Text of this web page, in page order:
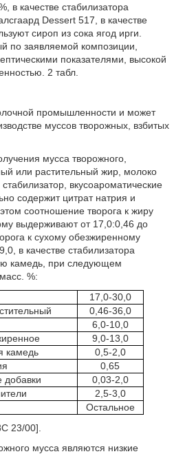
в качестве стабилизатора
Dessert 517, в качестве
сироп из сока ягод ирги.
по заявляемой композиции,
показателями, высокой
2 табл.
промышленности и может
муссов творожных, взбитых
мусса творожного,
или растительный жир, молоко
вкусоароматические
содержит цитрат натрия и
соотношение творога к жиру
выдерживают от 17,0:0,46 до
к сухому обезжиренному
в качестве стабилизатора
камедь, при следующем
%:
17,0-30,0
0,46-36,0
6,0-10,0
9,0-13,0
камедь
0,5-2,0
0,65
добавки
0,03-2,0
2,5-3,0
Остальное
23/00].
мусса являются низкие